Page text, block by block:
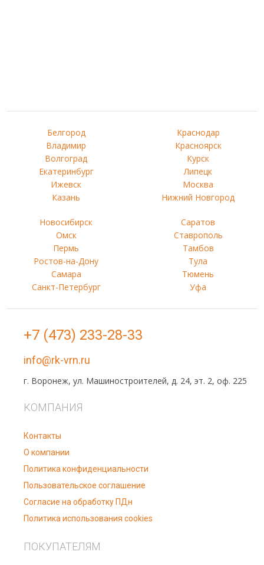
Белгород
Владимир
Волгоград
Екатеринбург
Ижевск
Казань
Краснодар
Красноярск
Курск
Липецк
Москва
Нижний Новгород
Новосибирск
Омск
Пермь
Ростов-на-Дону
Самара
Санкт-Петербург
Саратов
Ставрополь
Тамбов
Тула
Тюмень
Уфа
+7 (473) 233-28-33
info@rk-vrn.ru
г. Воронеж, ул. Машиностроителей, д. 24, эт. 2, оф. 225
КОМПАНИЯ
Контакты
О компании
Политика конфиденциальности
Пользовательское соглашение
Согласие на обработку ПДн
Политика использования cookies
ПОКУПАТЕЛЯМ